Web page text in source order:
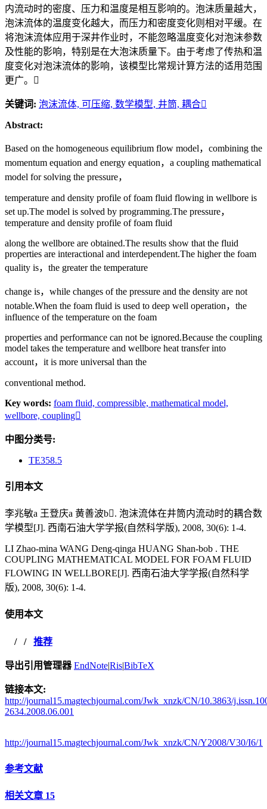
内流动时的密度、压力和温度是相互影响的。泡沫质量越大，
泡沫流体的温度变化越大，而压力和密度变化则相对平缓。在
将泡沫流体应用于深井作业时，不能忽略温度变化对泡沫参数
及性能的影响，特别是在大泡沫质量下。由于考虑了传热和温
度变化对泡沫流体的影响，该模型比常规计算方法的适用范围
更广。
关键词: 泡沫流体, 可压缩, 数学模型, 井筒, 耦合
Abstract:
Based on the homogeneous equilibrium flow model，combining the
momentum equation and energy equation，a coupling mathematical
model for solving the pressure，
temperature and density profile of foam fluid flowing in wellbore is
set up.The model is solved by programming.The pressure，
temperature and density profile of foam fluid
along the wellbore are obtained.The results show that the fluid
properties are interactional and interdependent.The higher the foam
quality is，the greater the temperature
change is，while changes of the pressure and the density are not
notable.When the foam fluid is used to deep well operation，the
influence of the temperature on the foam
properties and performance can not be ignored.Because the coupling
model takes the temperature and wellbore heat transfer into
account，it is more universal than the
conventional method.
Key words: foam fluid, compressible, mathematical model,
wellbore, coupling
中图分类号:
TE358.5
引用本文
李兆敏a 王登庆a 黄善波b. 泡沫流体在井筒内流动时的耦合数
学模型[J]. 西南石油大学学报(自然科学版), 2008, 30(6): 1-4.
LI Zhao-mina WANG Deng-qinga HUANG Shan-bob . THE
COUPLING MATHEMATICAL MODEL FOR FOAM FLUID
FLOWING IN WELLBORE[J]. 西南石油大学学报(自然科学
版), 2008, 30(6): 1-4.
使用本文
/ / 推荐
导出引用管理器 EndNote|Ris|BibTeX
链接本文:
http://journal15.magtechjournal.com/Jwk_xnzk/CN/10.3863/
2634.2008.06.001
http://journal15.magtechjournal.com/Jwk_xnzk/CN/Y2008/V30/I6/1
参考文献
相关文章 15